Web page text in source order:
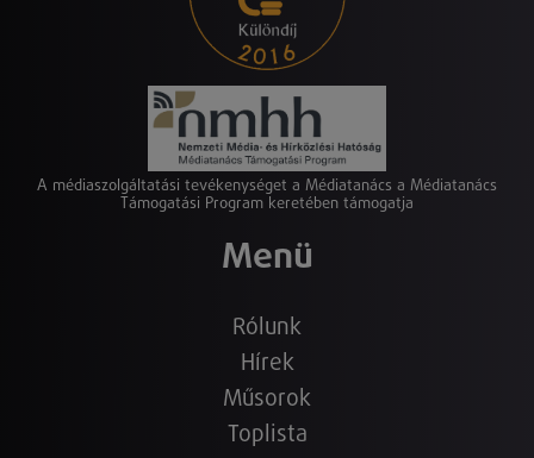
A médiaszolgáltatási tevékenységet a Médiatanács a Médiatanács
Támogatási Program keretében támogatja
Menü
Rólunk
Hírek
Műsorok
Toplista